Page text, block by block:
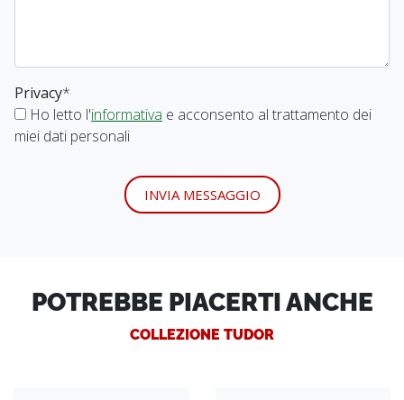
Privacy*
Ho letto l'informativa e acconsento al trattamento dei
miei dati personali
INVIA MESSAGGIO
POTREBBE PIACERTI ANCHE
COLLEZIONE TUDOR